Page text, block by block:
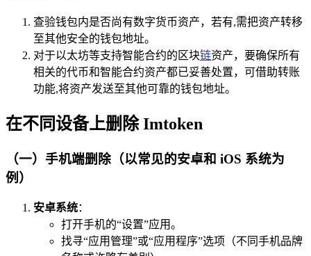
查验钱包内是否尚有数字货币资产，若有,需把资产转移
至其他安全的钱包地址。
对于以太坊等支持智能合约的区块链资产，要确保所有
相关的代币和智能合约资产都已妥善处置，可借助转账
功能,将资产发送至其他可靠的钱包地址。
在不同设备上删除 Imtoken
（一）手机端删除（以常见的安卓和 iOS 系统为
例）
安卓系统：
打开手机的“设置”应用。
找寻“应用管理”或“应用程序”选项（不同手机品牌